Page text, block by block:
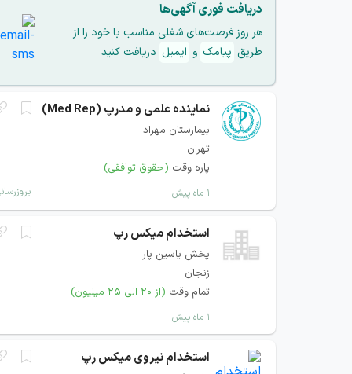
دریافت فوری آگهی‌ها
هر روز فرصت‌های شغلی مناسب با خود را از
طریق پیامک و ایمیل دریافت کنید
نماینده علمی و مدرپ (Med Rep)
بیمارستان مهراد
تهران
پاره وقت (حقوق توافقی)
۱ ماه پیش
استخدام میکس رپ
پخش یاسين پار
زنجان
تمام وقت (از ۲۰ الی ۲۵ میلیون)
۱ ماه پیش
استخدام نیروی میکس رپ